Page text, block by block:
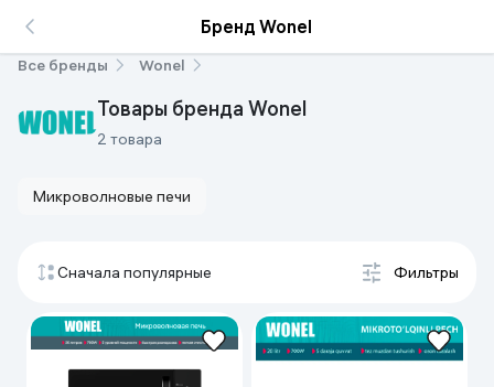
Бренд Wonel
Все бренды Wonel
Товары бренда Wonel
2 товара
Микроволновые печи
Сначала популярные Фильтры